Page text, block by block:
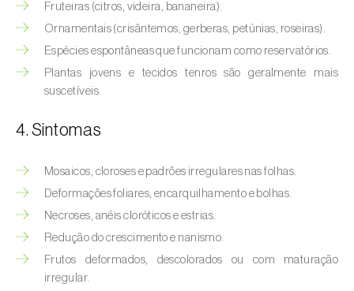
Fruteiras (citros, videira, bananeira).
Ornamentais (crisântemos, gerberas, petúnias, roseiras).
Espécies espontâneas que funcionam como reservatórios.
Plantas jovens e tecidos tenros são geralmente mais
suscetíveis.
4. Sintomas
Mosaicos, cloroses e padrões irregulares nas folhas.
Deformações foliares, encarquilhamento e bolhas.
Necroses, anéis cloróticos e estrias.
Redução do crescimento e nanismo.
Frutos deformados, descolorados ou com maturação
irregular.